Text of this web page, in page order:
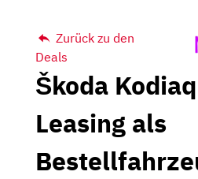
Zurück zu den
Deals
Škoda
Leasing als